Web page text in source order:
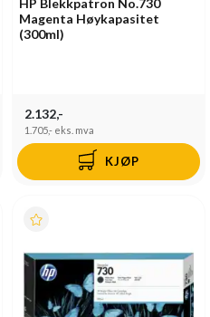
Magenta Høykapasitet
(300ml)
2.132,-
1.705,- eks. mva
KJØP